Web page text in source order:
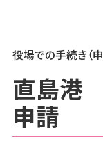
役場での手続き（申
直島港
申請